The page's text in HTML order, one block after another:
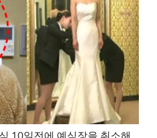
10일전에 예식장을 취소해